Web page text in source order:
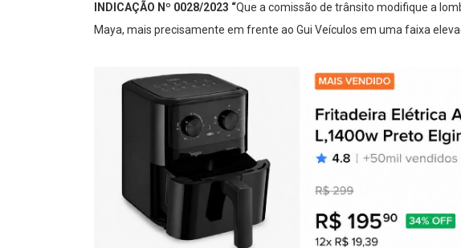
INDICAÇÃO Nº 0028/2023 “Que a comissão de trânsito modifique a
Maya, mais precisamente em frente ao Gui Veículos em uma faixa